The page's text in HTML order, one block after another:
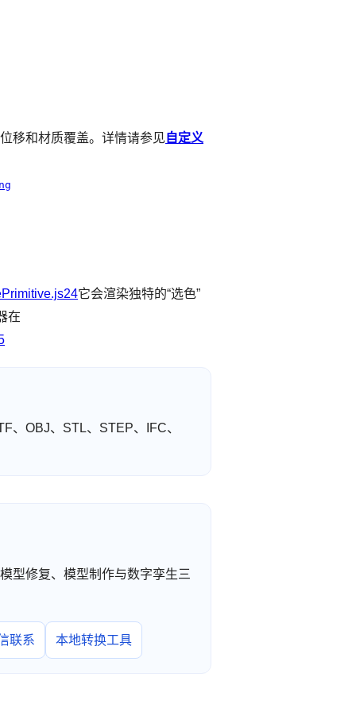
移和材质覆盖。详情请参见 自定义
它会渲染独特的“选色”
在
、OBJ、STL、STEP、IFC、
型修复、模型制作与数字孪生三
联系 本地转换工具